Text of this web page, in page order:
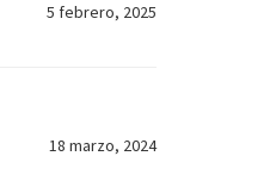
5 febrero, 2025
18 marzo, 2024